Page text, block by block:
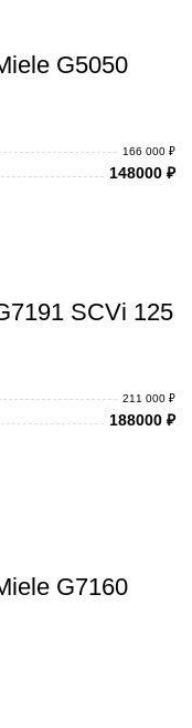
G5050
166 000 ₽
148000 ₽
SCVi 125
211 000 ₽
188000 ₽
G7160